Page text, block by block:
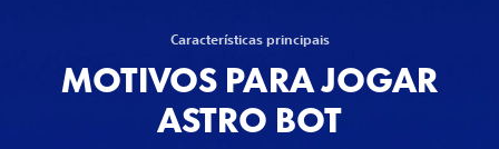
Características principais
MOTIVOS PARA JOGAR
ASTRO BOT